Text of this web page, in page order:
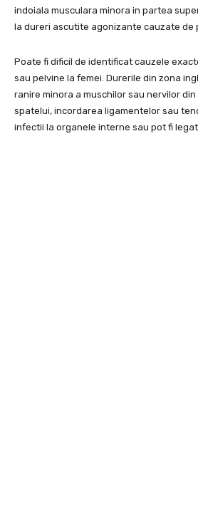
indoiala musculara minora in partea
la dureri ascutite agonizante cauzate de
Poate fi dificil de identificat cauzele
sau pelvine la femei. Durerile din zona
ranire minora a muschilor sau nervilor
spatelui, incordarea ligamentelor sau
infectii la organele interne sau pot fi